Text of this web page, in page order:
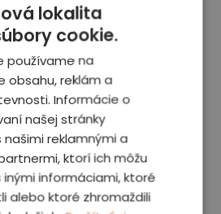
aj interiéru nafotíme
lokalita
cookie.
používame na
obsahu, reklám a
Informácie o
našej stránky
reklamnými a
ktorí ich môžu
informáciami, ktoré
alebo ktoré zhromaždili